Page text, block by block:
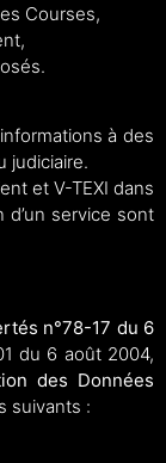
Courses,
à des
judiciaire.
et V-TEXI dans
d’un service sont
n°78-17 du 6
du 6 août 2004,
des Données
suivants :